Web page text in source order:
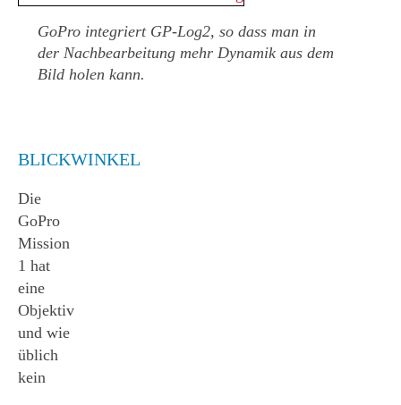
GoPro integriert GP-Log2, so dass man in
der Nachbearbeitung mehr Dynamik aus dem
Bild holen kann.
BLICKWINKEL
Die
GoPro
Mission
1 hat
eine
Objektiv
und wie
üblich
kein